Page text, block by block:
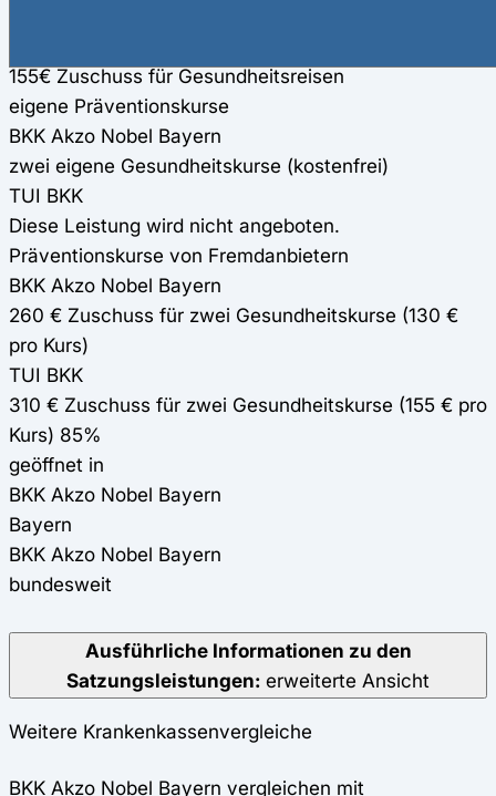
155€ Zuschuss für Gesundheitsreisen
eigene Präventionskurse
BKK Akzo Nobel Bayern
zwei eigene Gesundheitskurse (kostenfrei)
TUI BKK
Diese Leistung wird nicht angeboten.
Präventionskurse von Fremdanbietern
BKK Akzo Nobel Bayern
260 € Zuschuss für zwei Gesundheitskurse (130 €
pro Kurs)
TUI BKK
310 € Zuschuss für zwei Gesundheitskurse (155 € pro
Kurs) 85%
geöffnet in
BKK Akzo Nobel Bayern
Bayern
BKK Akzo Nobel Bayern
bundesweit
Ausführliche Informationen zu den
Satzungsleistungen: erweiterte Ansicht
Weitere Krankenkassenvergleiche
BKK Akzo Nobel Bayern vergleichen mit